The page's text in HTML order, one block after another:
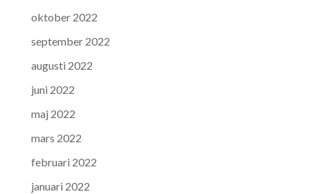
oktober 2022
september 2022
augusti 2022
juni 2022
maj 2022
mars 2022
februari 2022
januari 2022